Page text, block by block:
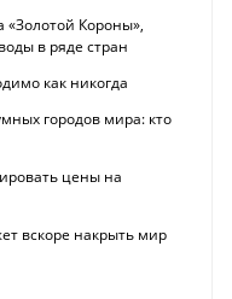
«Золотой Короны»,
в ряде стран
как никогда
городов мира: кто
цены на
вскоре накрыть мир